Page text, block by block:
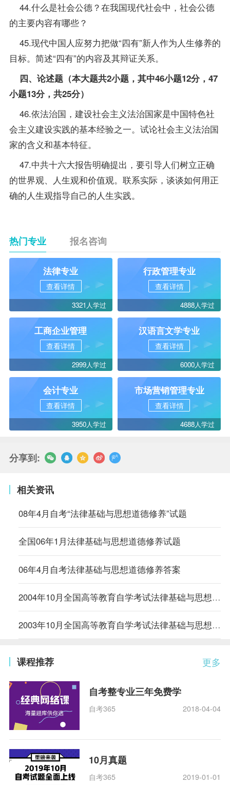
44.什么是社会公德？在我国现代社会中，社会公德
的主要内容有哪些？
45.现代中国人应努力把做“四有”新人作为人生修养的
目标。简述“四有”的内容及其辩证关系。
四、论述题（本大题共2小题，其中46小题12分，47
小题13分，共25分）
46.依法治国，建设社会主义法治国家是中国特色社
会主义建设实践的基本经验之一。试论社会主义法治国
家的含义和基本特征。
47.中共十六大报告明确提出，要引导人们树立正确
的世界观、人生观和价值观。联系实际，谈谈如何用正
确的人生观指导自己的人生实践。
热门专业 报名咨询
法律专业
查看详情
3321人学过
行政管理专业
查看详情
4888人学过
工商企业管理
查看详情
2999人学过
汉语言文学专业
查看详情
6000人学过
会计专业
查看详情
3950人学过
市场营销管理专业
查看详情
4688人学过
分享到:
相关资讯
08年4月自考“法律基础与思想道德修养”试题
全国06年1月法律基础与思想道德修养试题
06年4月自考法律基础与思想道德修养答案
2004年10月全国高等教育自学考试法律基础与思想道德修养试题
2003年10月全国高等教育自学考试法律基础与思想道德修养试卷
更多
课程推荐
自考整专业三年免费学
自考365 2018-04-04
10月真题
自考365 2019-01-01